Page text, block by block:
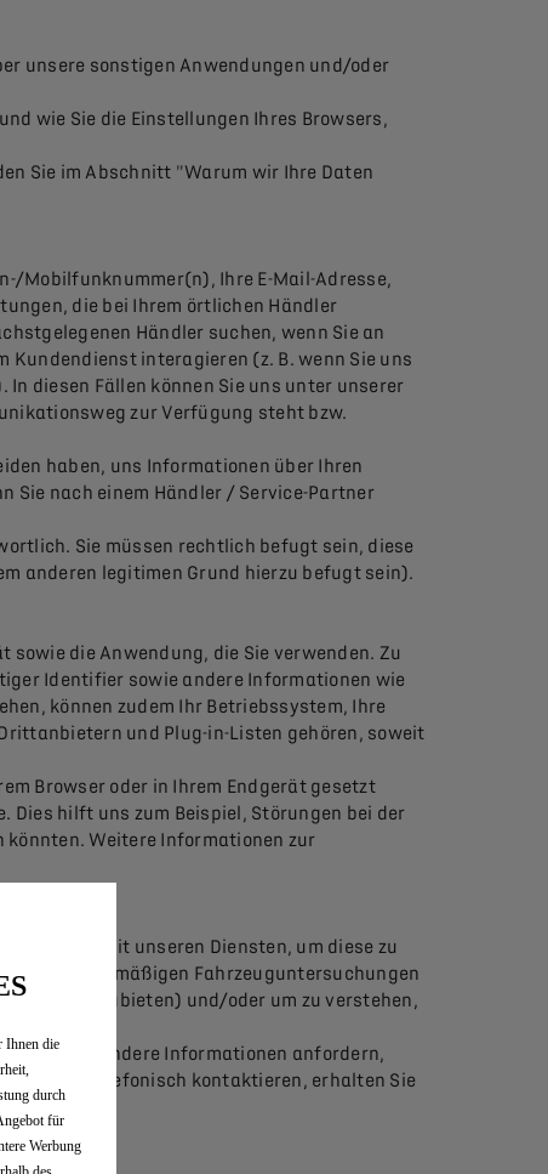
unsere sonstigen Anwendungen und/oder
wie Sie die Einstellungen Ihres Browsers,
Sie im Abschnitt "Warum wir Ihre Daten
Mobilfunknummer(n), Ihre E-Mail-Adresse,
die bei Ihrem örtlichen Händler
Händler suchen, wenn Sie an
Kundendienst interagieren (z. B. wenn Sie uns
diesen Fällen können Sie uns unter unserer
zur Verfügung steht bzw.
haben, uns Informationen über Ihren
Sie nach einem Händler / Service-Partner
Sie müssen rechtlich befugt sein, diese
anderen legitimen Grund hierzu befugt sein).
die Anwendung, die Sie verwenden. Zu
Identifier sowie andere Informationen wie
können zudem Ihr Betriebssystem, Ihre
und Plug-in-Listen gehören, soweit
Browser oder in Ihrem Endgerät gesetzt
hilft uns zum Beispiel, Störungen bei der
könnten. Weitere Informationen zur
mit unseren Diensten, um diese zu
an regelmäßigen Fahrzeuguntersuchungen
anzubieten) und/oder um zu verstehen,
oder andere Informationen anfordern,
Sie uns telefonisch kontaktieren, erhalten Sie
Ihnen die
durch
für
Werbung